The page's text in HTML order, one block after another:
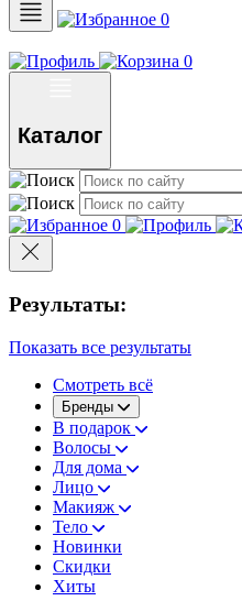
0
0
Каталог
0
Результаты:
Показать все результаты
Смотреть всё
Бренды
В подарок
Волосы
Для дома
Лицо
Макияж
Тело
Новинки
Скидки
Хиты